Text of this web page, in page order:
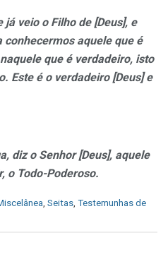
veio o Filho de [Deus], e
aquele que é
que é verdadeiro, isto
Este é o verdadeiro [Deus] e
diz o Senhor [Deus], aquele
o Todo-Poderoso.
Seitas Testemunhas de